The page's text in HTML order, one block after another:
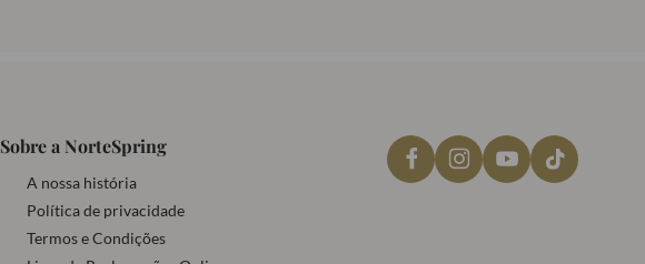
Sobre a NorteSpring
A nossa história
Política de privacidade
Termos e Condições